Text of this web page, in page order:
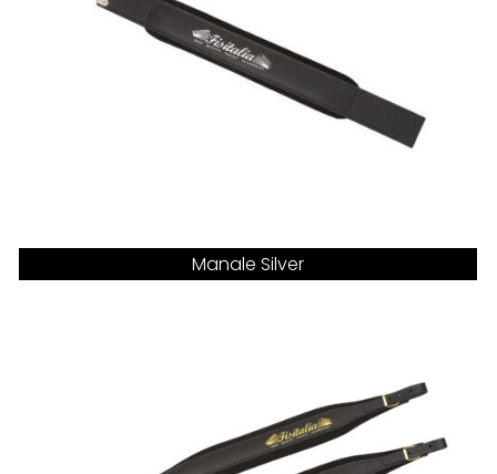
Manale Silver